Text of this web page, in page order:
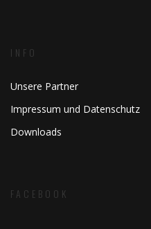
INFO
Unsere Partner
Impressum und Datenschutz
Downloads
FACEBOOK